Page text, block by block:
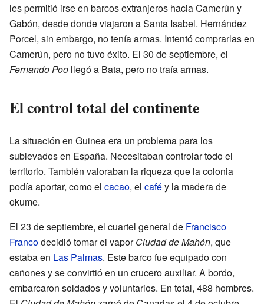
les permitió irse en barcos extranjeros hacia Camerún y
Gabón, desde donde viajaron a Santa Isabel. Hernández
Porcel, sin embargo, no tenía armas. Intentó comprarlas en
Camerún, pero no tuvo éxito. El 30 de septiembre, el
Fernando Poo llegó a Bata, pero no traía armas.
El control total del continente
La situación en Guinea era un problema para los
sublevados en España. Necesitaban controlar todo el
territorio. También valoraban la riqueza que la colonia
podía aportar, como el cacao, el caféy la madera de
okume.
El 23 de septiembre, el cuartel general de Francisco
Francodecidió tomar el vaporCiudad de Mahón, que
estaba en Las Palmas. Este barco fue equipado con
cañones y se convirtió en un crucero auxiliar. A bordo,
embarcaron soldados y voluntarios. En total, 488 hombres.